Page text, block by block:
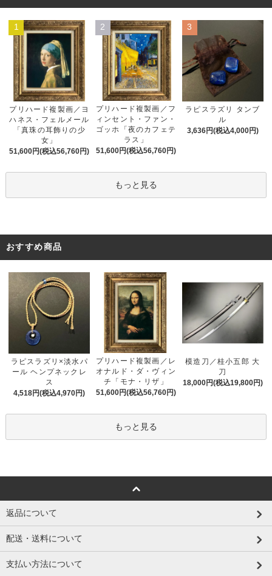
1
プリハード複製画／ヨ
ハネス・フェルメール
「真珠の耳飾りの少
女」
51,600円(税込56,760円)
2
プリハード複製画／フ
ィンセント・ファン・
ゴッホ「夜のカフェテ
ラス」
51,600円(税込56,760円)
3
ラピスラズリ タンブ
ル
3,636円(税込4,000円)
もっと見る
おすすめ商品
ラピスラズリ×淡水パ
ール ヘンプネックレ
ス
4,518円(税込4,970円)
プリハード複製画／レ
オナルド・ダ・ヴィン
チ「モナ・リザ」
51,600円(税込56,760円)
模造刀／桂小五郎 大
刀
18,000円(税込19,800円)
もっと見る
返品について
配送・送料について
支払い方法について